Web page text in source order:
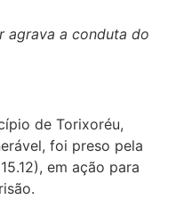
agrava a conduta do
de Torixoréu,
foi preso pela
em ação para